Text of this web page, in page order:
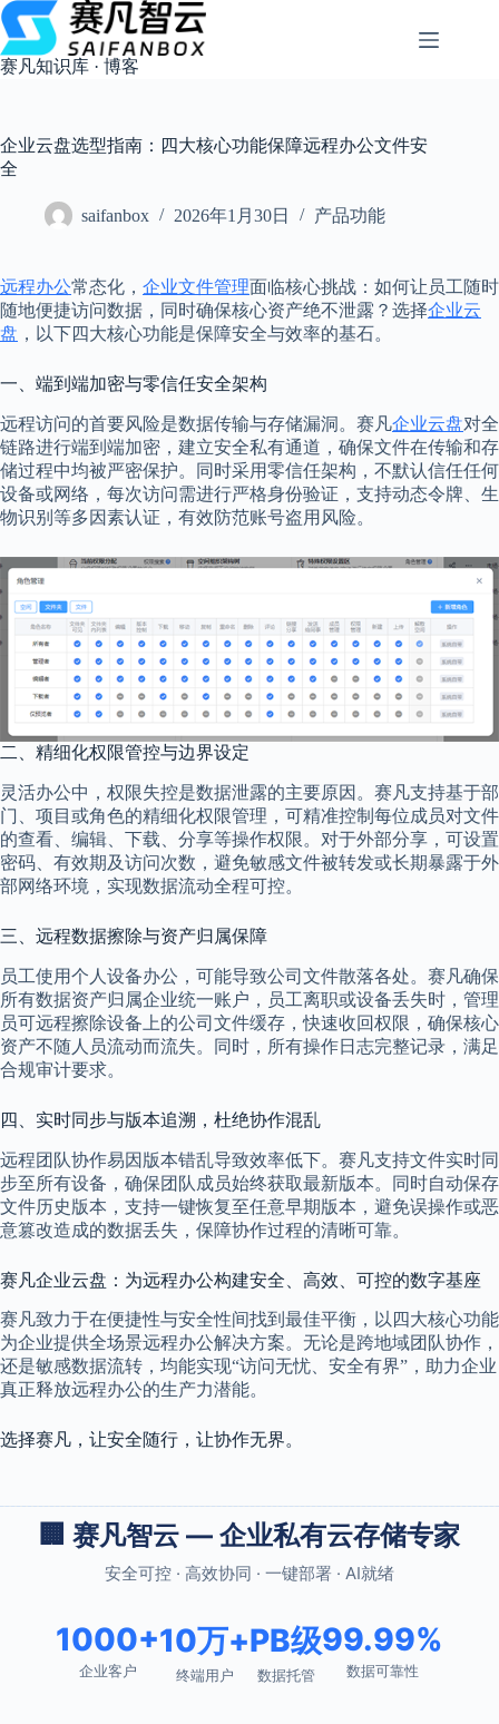
跳
过
内
容
赛凡知识库 · 博客
企业云盘选型指南：四大核心功能保障远程办公文件安
全
saifanbox 2026年1月30日 产品功能
远程办公常态化， 企业文件管理面临核心挑战：如何让员工随时
随地便捷访问数据，同时确保核心资产绝不泄露？选择企业云
盘 ，以下四大核心功能是保障安全与效率的基石。
一、端到端加密与零信任安全架构
远程访问的首要风险是数据传输与存储漏洞。赛凡企业云盘对全
链路进行端到端加密，建立安全私有通道，确保文件在传输和存
储过程中均被严密保护。同时采用零信任架构，不默认信任任何
设备或网络，每次访问需进行严格身份验证，支持动态令牌、生
物识别等多因素认证，有效防范账号盗用风险。
二、精细化权限管控与边界设定
灵活办公中，权限失控是数据泄露的主要原因。赛凡支持基于部
门、项目或角色的精细化权限管理，可精准控制每位成员对文件
的查看、编辑、下载、分享等操作权限。对于外部分享，可设置
密码、有效期及访问次数，避免敏感文件被转发或长期暴露于外
部网络环境，实现数据流动全程可控。
三、远程数据擦除与资产归属保障
员工使用个人设备办公，可能导致公司文件散落各处。赛凡确保
所有数据资产归属企业统一账户，员工离职或设备丢失时，管理
员可远程擦除设备上的公司文件缓存，快速收回权限，确保核心
资产不随人员流动而流失。同时，所有操作日志完整记录，满足
合规审计要求。
四、实时同步与版本追溯，杜绝协作混乱
远程团队协作易因版本错乱导致效率低下。赛凡支持文件实时同
步至所有设备，确保团队成员始终获取最新版本。同时自动保存
文件历史版本，支持一键恢复至任意早期版本，避免误操作或恶
意篡改造成的数据丢失，保障协作过程的清晰可靠。
赛凡企业云盘：为远程办公构建安全、高效、可控的数字基座
赛凡致力于在便捷性与安全性间找到最佳平衡，以四大核心功能
为企业提供全场景远程办公解决方案。无论是跨地域团队协作，
还是敏感数据流转，均能实现“访问无忧、安全有界”，助力企业
真正释放远程办公的生产力潜能。
选择赛凡，让安全随行，让协作无界。
🏢 赛凡智云 — 企业私有云存储专家
安全可控 · 高效协同 · 一键部署 · AI就绪
1000+
企业客户
10万+
终端用户
PB级
数据托管
99.99%
数据可靠性